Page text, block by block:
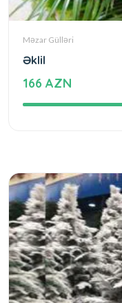
Məzar Gülləri
Əklil
166 AZN